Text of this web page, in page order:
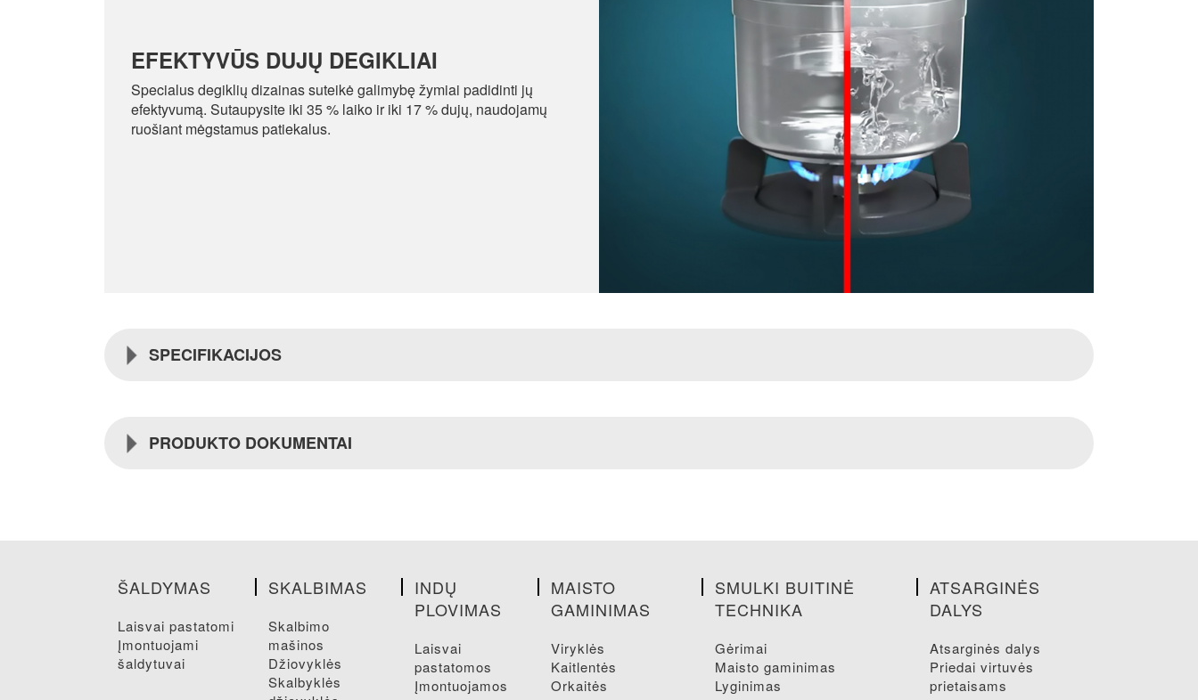
EFEKTYVŪS DUJŲ DEGIKLIAI
Specialus degiklių dizainas suteikė galimybę žymiai padidinti jų
efektyvumą. Sutaupysite iki 35 % laiko ir iki 17 % dujų, naudojamų
ruošiant mėgstamus patiekalus.
SPECIFIKACIJOS
PRODUKTO DOKUMENTAI
ŠALDYMAS
laisvai pastatomi
įmontuojami
šaldytuvai
SKALBIMAS
skalbimo
mašinos
džiovyklės
skalbyklės
INDŲ
PLOVIMAS
laisvai
pastatomos
įmontuojamos
MAISTO
GAMINIMAS
viryklės
kaitlentės
orkaitės
SMULKI BUITINĖ
TECHNIKA
gėrimai
maisto gaminimas
lyginimas
ATSARGINĖS
DALYS
atsarginės dalys
priedai virtuvės
prietaisams